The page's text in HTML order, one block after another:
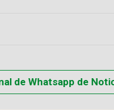
de Whatsapp de